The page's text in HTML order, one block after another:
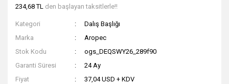
234,68 TL den başlayan taksitlerle!!
Kategori
Dalış Başlığı
Marka
Aropec
Stok Kodu
ogs_DEQSWY26_289f90
Garanti Süresi
24 Ay
Fiyat
37,04 USD + KDV